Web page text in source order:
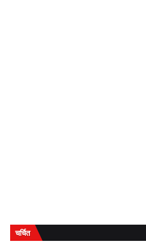
चर्चित